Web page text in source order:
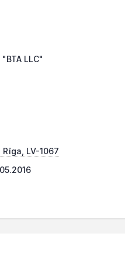
LLC"
LV-1067